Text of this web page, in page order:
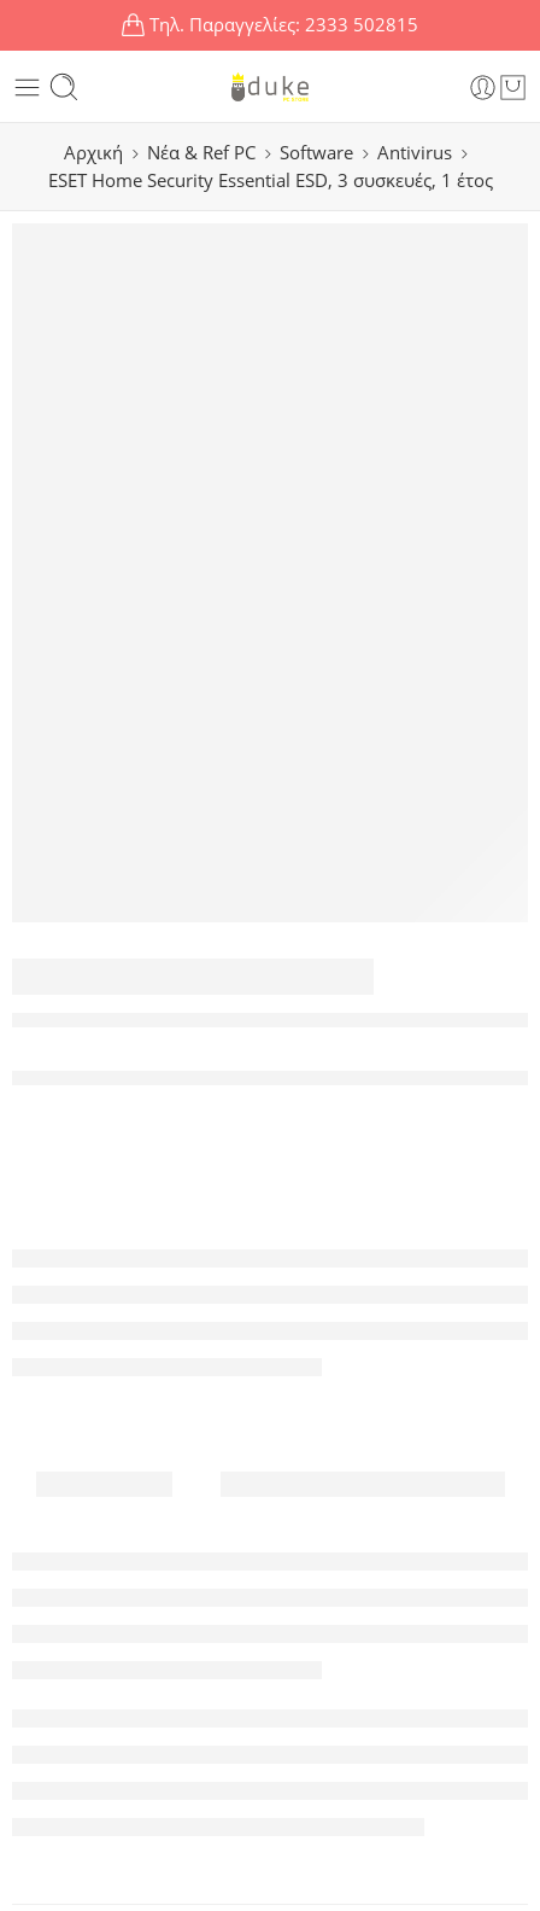
Τηλ. Παραγγελίες: 2333 502815
Αρχική Νέα & Ref PC Software
Antivirus
ESET Home Security Essential ESD, 3 συσκευές, 1 έτος